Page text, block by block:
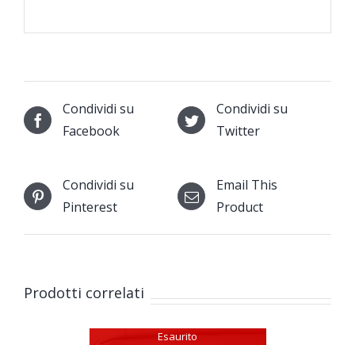
Condividi su
Facebook
Condividi su
Twitter
Condividi su
Pinterest
Email This
Product
Prodotti correlati
Esaurito